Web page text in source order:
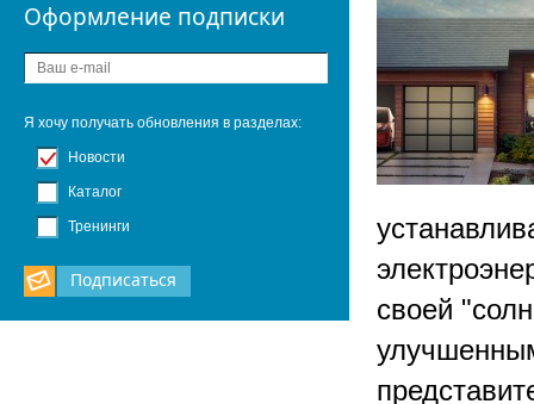
Оформление подписки
Я хочу получать обновления в разделах:
Новости
Каталог
Тренинги
Подписаться
своей